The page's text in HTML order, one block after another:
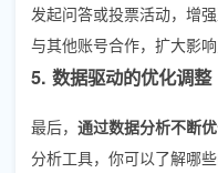
发起问答或投票活动，增强
与其他账号合作，扩大影响
5. 数据驱动的优化调整
最后， 通过数据分析不断
分析工具，你可以了解哪